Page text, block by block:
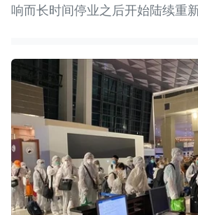
响而长时间停业之后开始陆续重新